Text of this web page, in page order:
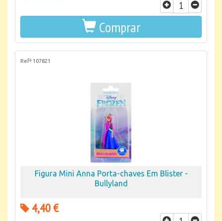
Comprar
Refª 107821
Figura Mini Anna Porta-chaves Em Blister -
Bullyland
4,40 €